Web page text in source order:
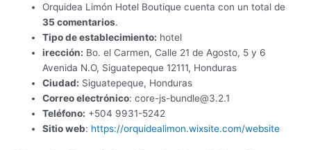
Orquidea Limón Hotel Boutique cuenta con un total de
35 comentarios.
Tipo de establecimiento: hotel
irección: Bo. el Carmen, Calle 21 de Agosto, 5 y 6
Avenida N.O, Siguatepeque 12111, Honduras
Ciudad: Siguatepeque, Honduras
Correo electrónico:core-js-bundle@3.2.1
Teléfono: +504 9931-5242
Sitio web: https://orquidealimon.wixsite.com/website